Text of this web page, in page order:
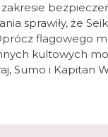
sprawiły, że
flagowego
kultowych
Sumo i Kapitan